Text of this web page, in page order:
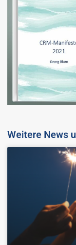
Weitere News